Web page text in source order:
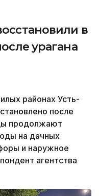
в
урагана
районах Усть-
после
продолжают
на дачных
и наружное
агентства